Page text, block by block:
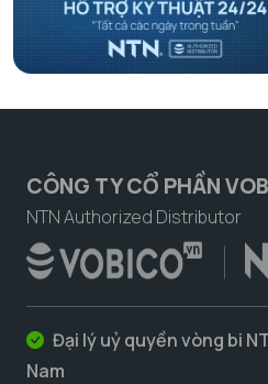
CÔNG TY CỔ PHẦN
NTN Authorized Distributor
Đại lý uỷ quyền vòng bi
Nam